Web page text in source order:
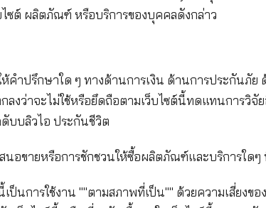
ๆ
ารเข้าถึงมายังเว็บไซต์นี้ด้วยไฮเปอร์ลิงก์
บไซต์ที่เป็นอิสระเหล่านั้น การชี้ทางประเภ
ใดซึ่งเว็บไซต์ ผลิตภัณฑ์ หรือบริการของบุคค
งหมายจะให้คำปรึกษาใด ๆ ทางด้านการ